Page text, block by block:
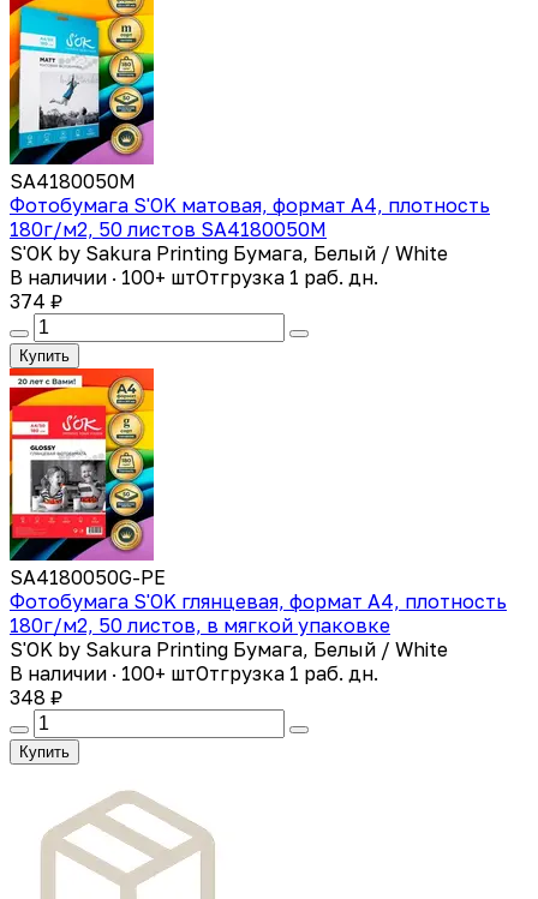
SA4180050M
Фотобумага S'OK матовая, формат А4, плотность
180г/м2, 50 листов SA4180050M
S'OK by Sakura Printing Бумага, Белый / White
В наличии · 100+ штОтгрузка 1 раб. дн.
374 ₽
Купить
SA4180050G-PE
Фотобумага S'OK глянцевая, формат А4, плотность
180г/м2, 50 листов, в мягкой упаковке
S'OK by Sakura Printing Бумага, Белый / White
В наличии · 100+ штОтгрузка 1 раб. дн.
348 ₽
Купить